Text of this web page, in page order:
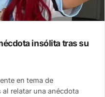
insólita tras su
en tema de
relatar una anécdota